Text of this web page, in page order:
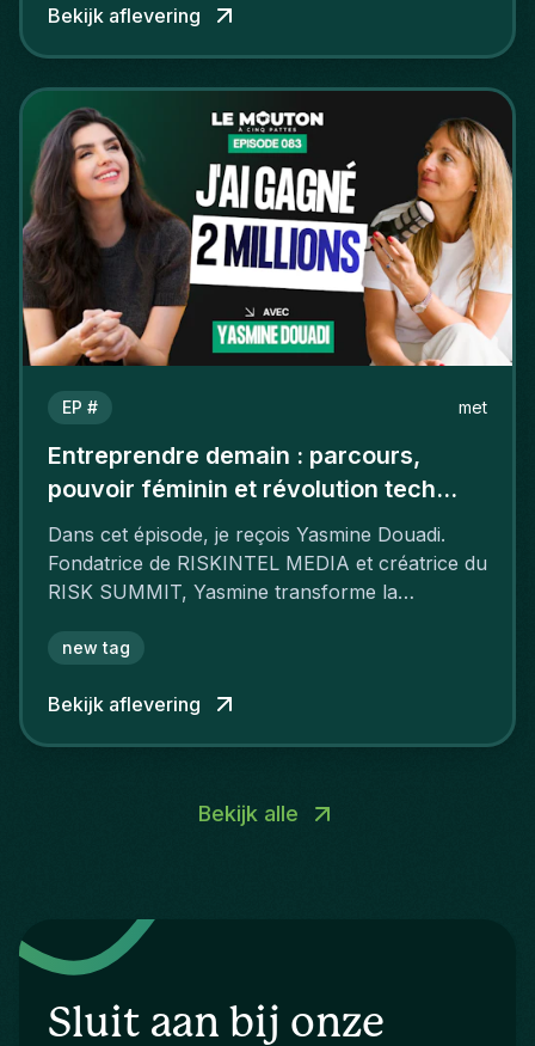
Bekijk aflevering
EP # met
Entreprendre demain : parcours,
pouvoir féminin et révolution tech
avec Yasmine Douadi
Dans cet épisode, je reçois Yasmine Douadi.
Fondatrice de RISKINTEL MEDIA et créatrice du
RISK SUMMIT, Yasmine transforme la
passionnant.
new tag
Bekijk aflevering
Bekijk alle
Sluit aan bij onze